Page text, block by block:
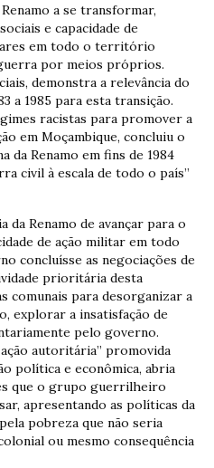
a se transformar,
e capacidade de
em todo o território
por meios próprios.
demonstra a relevância do
a 1985 para esta transição.
racistas para promover a
em Moçambique, concluiu o
da Renamo em fins de 1984
civil à escala de todo o país”
Renamo de avançar para o
de ação militar em todo
concluísse as negociações de
prioritária desta
comunais para desorganizar a
explorar a insatisfação de
pelo governo.
autoritária” promovida
política e econômica, abria
que o grupo guerrilheiro
apresentando as políticas da
pobreza que não seria
ou mesmo consequência